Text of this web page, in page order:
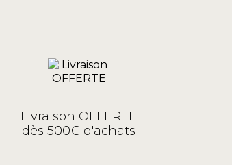
Livraison OFFERTE
dès 500€ d'achats